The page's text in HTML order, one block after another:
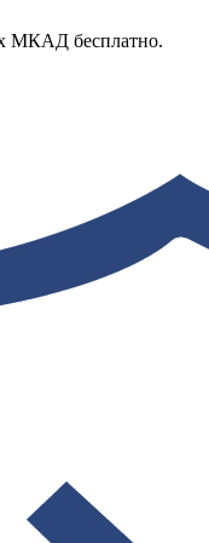
МКАД бесплатно.